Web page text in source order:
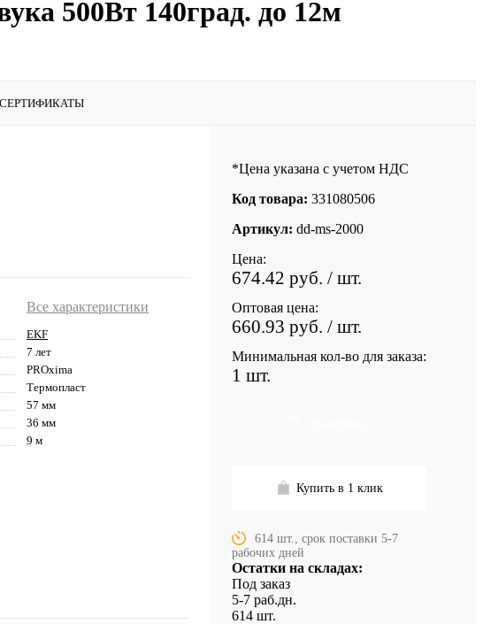
500Вт 140град. до 12м
СЕРТИФИКАТЫ
Все характеристики
EKF
7 лет
PROxima
Термопласт
57 мм
36 мм
9 м
*Цена указана с учетом НДС
Код товара: 331080506
Артикул: dd-ms-2000
Цена:
674.42 руб. / шт.
Оптовая цена:
660.93 руб. / шт.
Минимальная кол-во для заказа:
1 шт.
Купить в 1 клик
614 шт., срок поставки 5-7
рабочих дней
Остатки на складах:
Под заказ
5-7 раб.дн.
614 шт.